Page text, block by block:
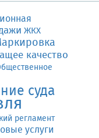
ЖКХ
качество
суда
регламент
услуги